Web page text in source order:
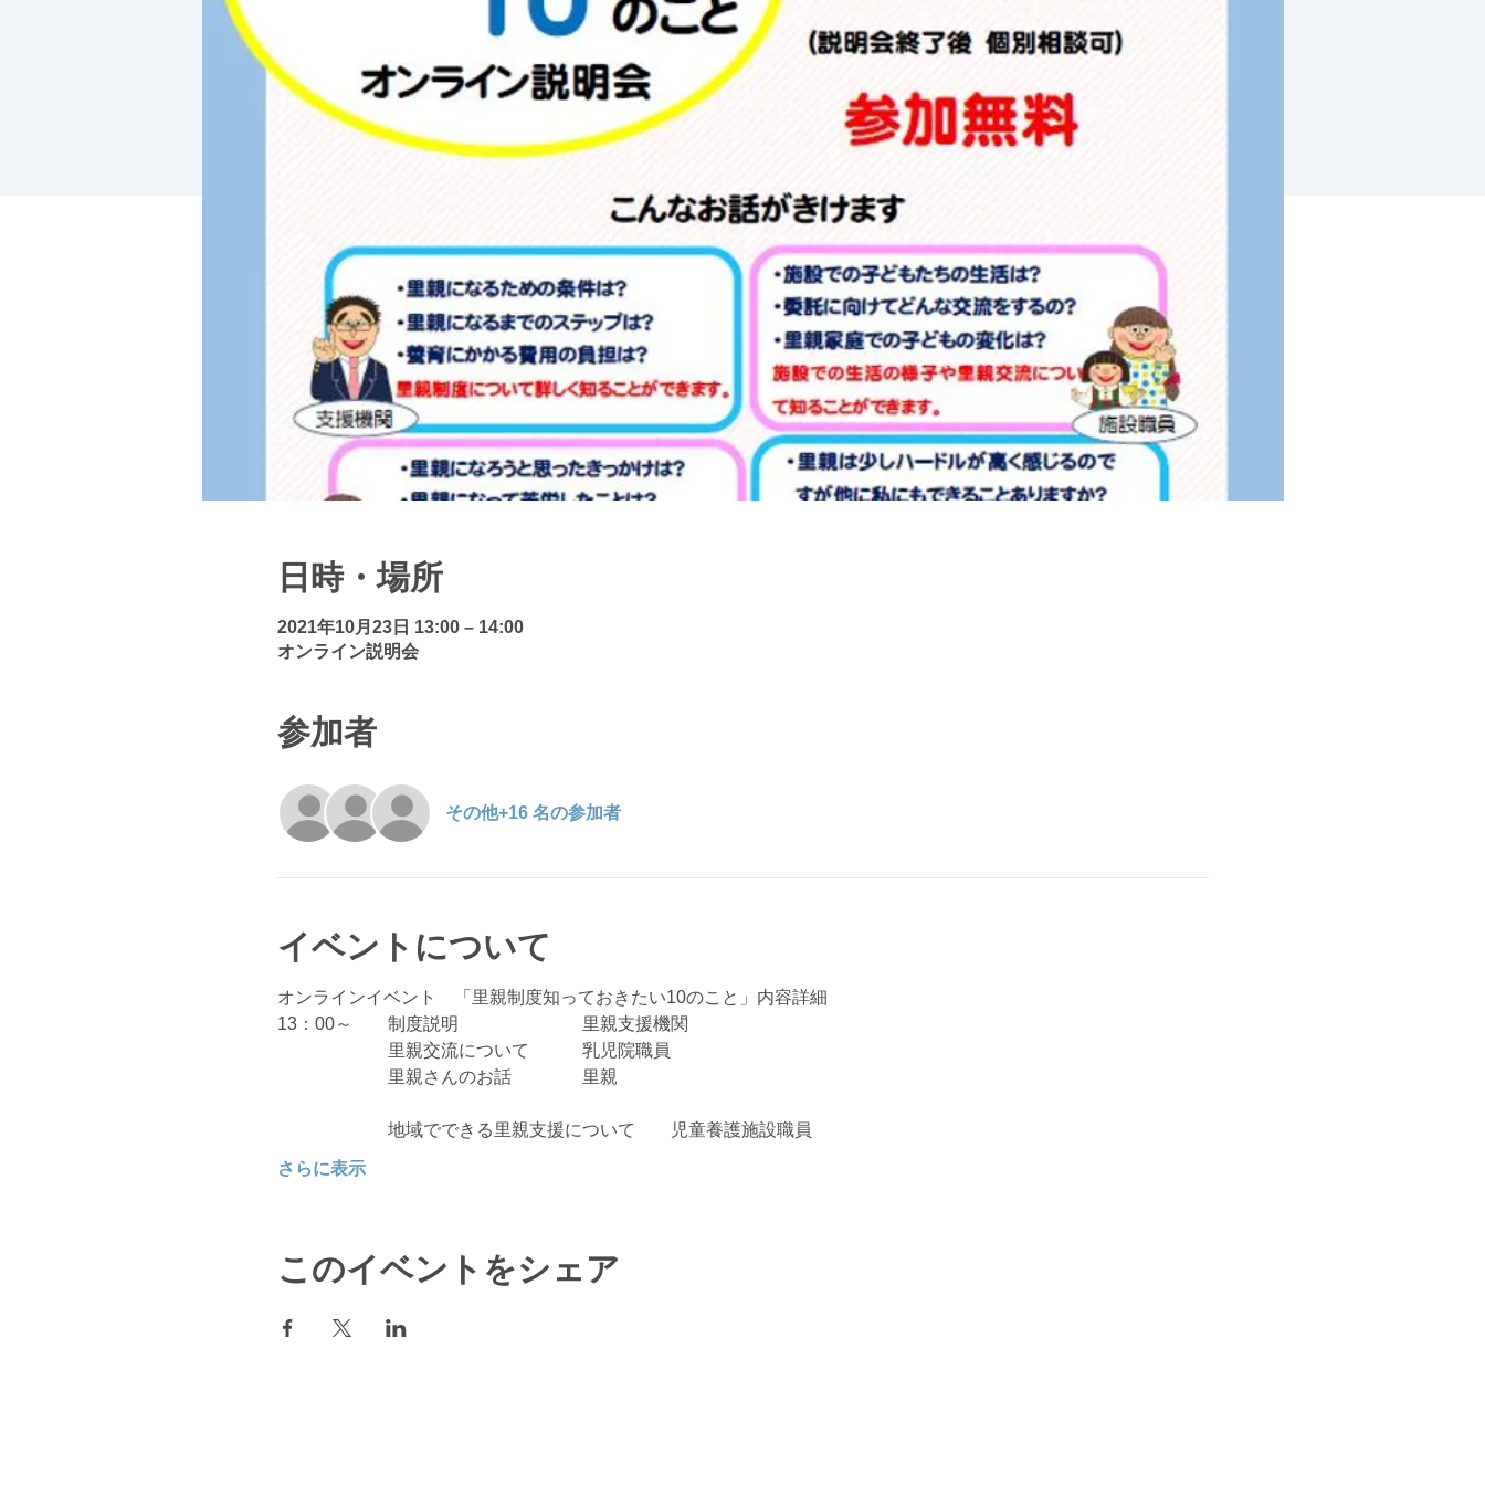
日時・場所
2021年10月23日 13:00 – 14:00
オンライン説明会
参加者
その他+16 名の参加者
イベントについて
オンラインイベント　「里親制度知っておきたい10のこと」内容詳細
13：00～　　制度説明　　　　　　　里親支援機関
里親交流について　　　乳児院職員
里親さんのお話　　　　里親
地域でできる里親支援について　　児童養護施設職員
さらに表示
このイベントをシェア